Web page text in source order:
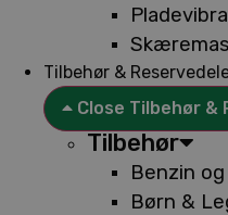
Tilbehør &
Close Tilbehør &
Tilbehør
Benzin
Børn &